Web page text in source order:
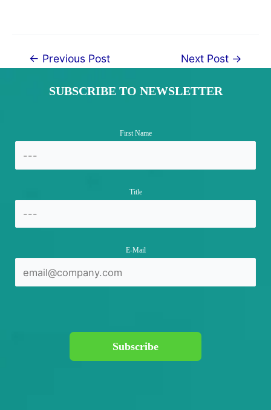
Post← Previous Post Next Post →
SUBSCRIBE TO NEWSLETTER
First Name
Title
E-Mail
Subscribe